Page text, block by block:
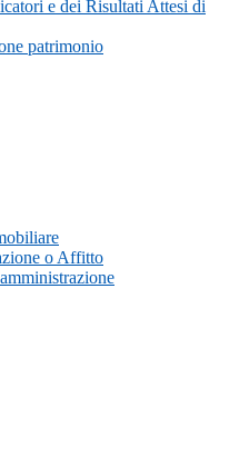
e dei Risultati Attesi di
patrimonio
o Affitto